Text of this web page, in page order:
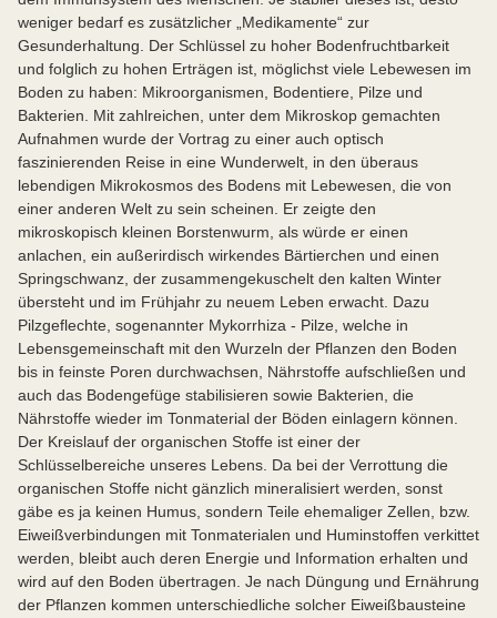
weniger bedarf es zusätzlicher „Medikamente“ zur
Gesunderhaltung. Der Schlüssel zu hoher Bodenfruchtbarkeit
und folglich zu hohen Erträgen ist, möglichst viele Lebewesen im
Boden zu haben: Mikroorganismen, Bodentiere, Pilze und
Bakterien. Mit zahlreichen, unter dem Mikroskop gemachten
Aufnahmen wurde der Vortrag zu einer auch optisch
faszinierenden Reise in eine Wunderwelt, in den überaus
lebendigen Mikrokosmos des Bodens mit Lebewesen, die von
einer anderen Welt zu sein scheinen. Er zeigte den
mikroskopisch kleinen Borstenwurm, als würde er einen
anlachen, ein außerirdisch wirkendes Bärtierchen und einen
Springschwanz, der zusammengekuschelt den kalten Winter
übersteht und im Frühjahr zu neuem Leben erwacht. Dazu
Pilzgeflechte, sogenannter Mykorrhiza - Pilze, welche in
Lebensgemeinschaft mit den Wurzeln der Pflanzen den Boden
bis in feinste Poren durchwachsen, Nährstoffe aufschließen und
auch das Bodengefüge stabilisieren sowie Bakterien, die
Nährstoffe wieder im Tonmaterial der Böden einlagern können.
Der Kreislauf der organischen Stoffe ist einer der
Schlüsselbereiche unseres Lebens. Da bei der Verrottung die
organischen Stoffe nicht gänzlich mineralisiert werden, sonst
gäbe es ja keinen Humus, sondern Teile ehemaliger Zellen, bzw.
Eiweißverbindungen mit Tonmaterialen und Huminstoffen verkittet
werden, bleibt auch deren Energie und Information erhalten und
wird auf den Boden übertragen. Je nach Düngung und Ernährung
der Pflanzen kommen unterschiedliche solcher Eiweißbausteine